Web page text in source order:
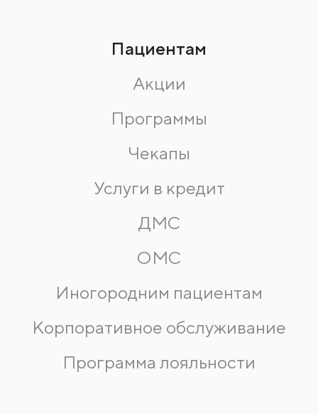
Пациентам
Акции
Программы
Чекапы
Услуги в кредит
ДМС
ОМС
Иногородним пациентам
Корпоративное обслуживание
Программа лояльности